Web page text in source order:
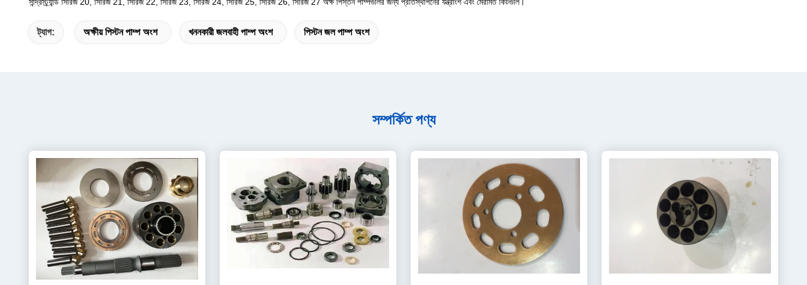
ট্যাগ: অক্ষীয় পিস্টন পাম্প অংশ খননকারী জলবাহী পাম্প অংশ পিস্টন জল পাম্প অংশ
সম্পর্কিত পণ্য